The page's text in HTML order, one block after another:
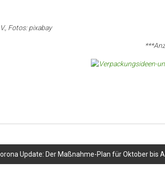
Fotos: pixabay
Update: Der Maßnahme-Plan für Oktober bis